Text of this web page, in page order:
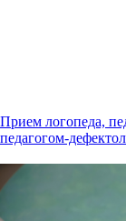
Прием логопеда,
педагогом-